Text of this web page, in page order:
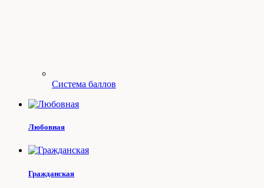
Система баллов
Любовная
Гражданская